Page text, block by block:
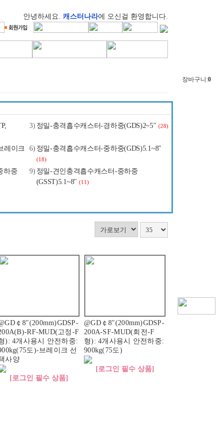
안녕하세요. 캐스터나라에 오신걸 환영합니다.
3) 정밀-충격흡수캐스터-경하중(GDS)2~5" (28)
레이크
6) 정밀-충격흡수캐스터-중하중(GDS)5.1~8"
(18)
하중
9) 정밀-견인충격흡수캐스터-중하중
(GSST)5.1~8" (11)
￠8"(200mm)GDSP-
RF-MUD(고정-F
): 4개사용시 안전하중:
도)-브레이크 선
사양
[로그인 필수 상품]
@GD￠8"(200mm)GDSP-
200A-SF-MUD(회전-F
형): 4개사용시 안전하중:
900kg(75도)
[로그인 필수 상품]
장바구니:0